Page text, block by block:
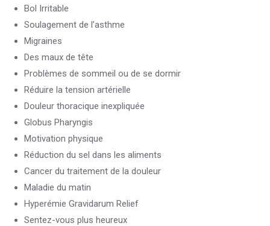
Bol Irritable
Soulagement de l’asthme
Migraines
Des maux de tête
Problèmes de sommeil ou de se dormir
Réduire la tension artérielle
Douleur thoracique inexpliquée
Globus Pharyngis
Motivation physique
Réduction du sel dans les aliments
Cancer du traitement de la douleur
Maladie du matin
Hyperémie Gravidarum Relief
Sentez-vous plus heureux